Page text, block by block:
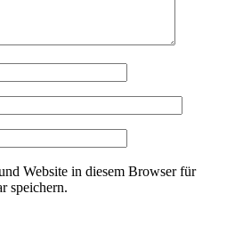
Website in diesem Browser für
speichern.